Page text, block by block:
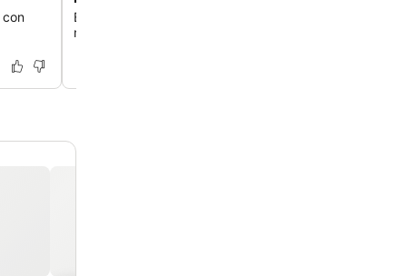
con
Empieza el día con un desayuno divertido y fresco,
máquina única que prepara tortitas calientes al